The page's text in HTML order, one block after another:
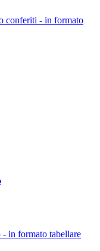
conferiti - in formato
- in formato tabellare